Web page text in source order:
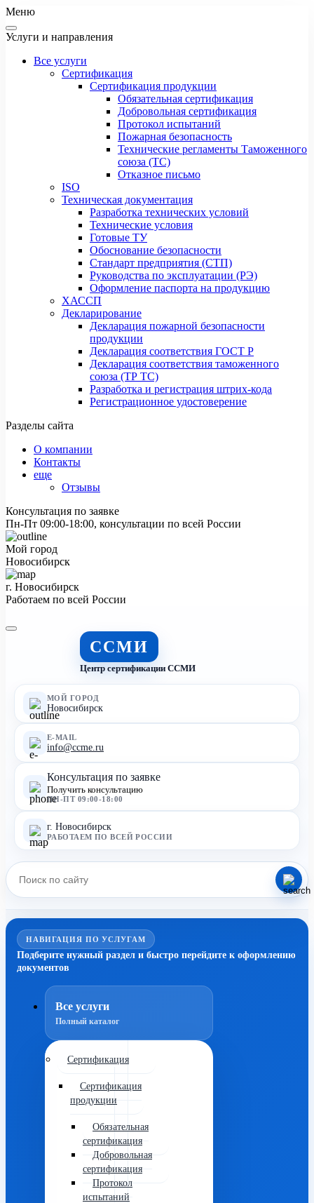
Меню
Услуги и направления
Все услуги
Сертификация
Сертификация продукции
Обязательная сертификация
Добровольная сертификация
Протокол испытаний
Пожарная безопасность
Технические регламенты Таможенного
союза (ТС)
Отказное письмо
ISO
Техническая документация
Разработка технических условий
Технические условия
Готовые ТУ
Обоснование безопасности
Стандарт предприятия (СТП)
Руководства по эксплуатации (РЭ)
Оформление паспорта на продукцию
ХАССП
Декларирование
Декларация пожарной безопасности
продукции
Декларация соответствия ГОСТ Р
Декларация соответствия таможенного
союза (ТР ТС)
Разработка и регистрация штрих-кода
Регистрационное удостоверение
Разделы сайта
О компании
Контакты
еще
Отзывы
Консультация по заявке
Пн-Пт 09:00-18:00, консультации по всей России
Мой город
Новосибирск
г. Новосибирск
Работаем по всей России
ССМИ
Центр сертификации ССМИ
МОЙ ГОРОД
Новосибирск
E-MAIL
info@ccme.ru
Консультация по заявке
Получить консультацию
ПН-ПТ 09:00-18:00
г. Новосибирск
РАБОТАЕМ ПО ВСЕЙ РОССИИ
НАВИГАЦИЯ ПО УСЛУГАМ
Подберите нужный раздел и быстро перейдите к оформлению
документов
Все услуги
Полный каталог
Сертификация
Сертификация
продукции
Обязательная
сертификация
Добровольная
сертификация
Протокол
испытаний